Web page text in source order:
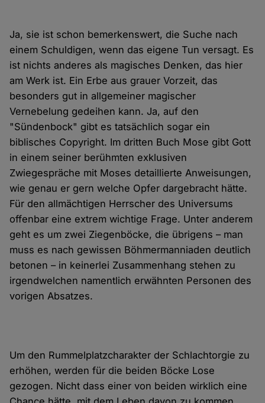
Ja, sie ist schon bemerkenswert, die Suche nach
einem Schuldigen, wenn das eigene Tun versagt. Es
ist nichts anderes als magisches Denken, das hier
am Werk ist. Ein Erbe aus grauer Vorzeit, das
besonders gut in allgemeiner magischer
Vernebelung gedeihen kann. Ja, auf den
"Sündenbock" gibt es tatsächlich sogar ein
biblisches Copyright. Im dritten Buch Mose gibt Gott
in einem seiner berühmten exklusiven
Zwiegespräche mit Moses detaillierte Anweisungen,
wie genau er gern welche Opfer dargebracht hätte.
Für den allmächtigen Herrscher des Universums
offenbar eine extrem wichtige Frage. Unter anderem
geht es um zwei Ziegenböcke, die übrigens – man
muss es nach gewissen Böhmermanniaden deutlich
betonen – in keinerlei Zusammenhang stehen zu
irgendwelchen namentlich erwähnten Personen des
vorigen Absatzes.
Um den Rummelplatzcharakter der Schlachtorgie zu
erhöhen, werden für die beiden Böcke Lose
gezogen. Nicht dass einer von beiden wirklich eine